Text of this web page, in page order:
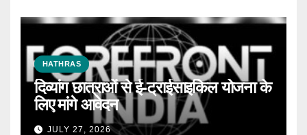
HATHRAS
दिव्यांग छात्राओं से ई-ट्राईसाइकिल योजना के
लिए मांगे आवेदन
JULY 27, 2026